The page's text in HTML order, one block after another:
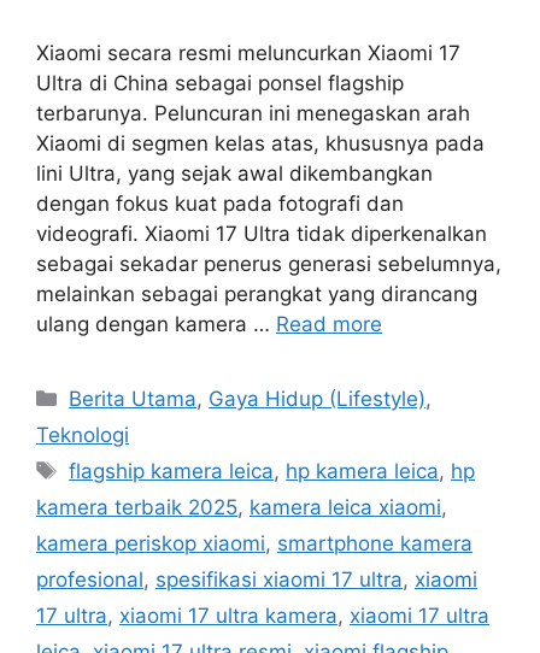
Xiaomi secara resmi meluncurkan Xiaomi 17
Ultra di China sebagai ponsel flagship
terbarunya. Peluncuran ini menegaskan arah
Xiaomi di segmen kelas atas, khususnya pada
lini Ultra, yang sejak awal dikembangkan
dengan fokus kuat pada fotografi dan
videografi. Xiaomi 17 Ultra tidak diperkenalkan
sebagai sekadar penerus generasi sebelumnya,
melainkan sebagai perangkat yang dirancang
ulang dengan kamera … Read more
C
e
g
o
r
Berita Utama, Gaya Hidup (Lifestyle),
Teknologi
T
s
flagship kamera leica, hp kamera leica, hp
kamera terbaik 2025, kamera leica xiaomi,
kamera periskop xiaomi, smartphone kamera
profesional, spesifikasi xiaomi 17 ultra, xiaomi
17 ultra, xiaomi 17 ultra kamera, xiaomi 17 ultra